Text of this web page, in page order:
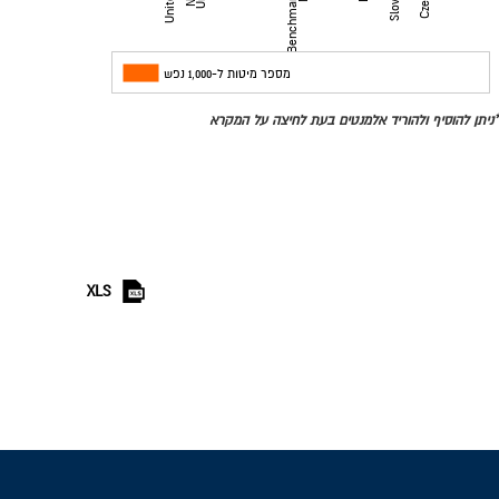
מדינותמספר מיטות ל-1,000 נפש
*ניתן להוסיף ולהוריד אלמנטים בעת לחיצה על המקרא
XLS